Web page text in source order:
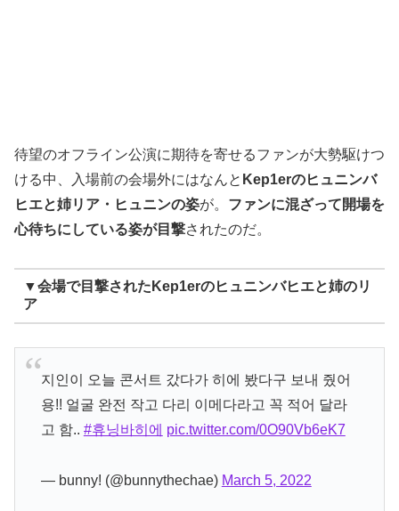
待望のオフライン公演に期待を寄せるファンが大勢駆けつ
ける中、入場前の会場外にはなんと Kep1erのヒュニンバ
ヒエと姉リア・ヒュニンの姿が。 ファンに混ざって開場を
心待ちにしている姿が目撃されたのだ。
▼会場で目撃されたKep1erのヒュニンバヒエと姉のリ
ア
지인이 오늘 콘서트 갔다가 히에 봤다구 보내 줬어
용!! 얼굴 완전 작고 다리 이메다라고 꼭 적어 달라
고 함.. #휴닝바히에 pic.twitter.com/0O90Vb6eK7
— bunny! (@bunnythechae) March 5, 2022